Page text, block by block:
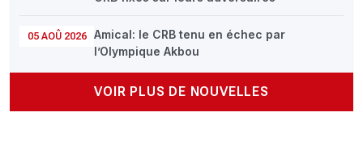
05 AOÛ 2026
Amical: le CRB tenu en échec par
l’Olympique Akbou
VOIR PLUS DE NOUVELLES